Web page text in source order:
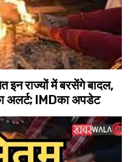
राज्यों में बरसेंगे बादल,
अलर्ट; IMDका अपडेट